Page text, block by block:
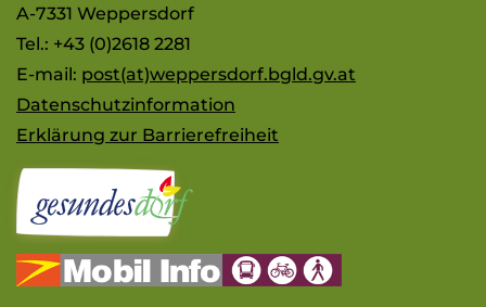
A-7331 Weppersdorf
Tel.: +43 (0)2618 2281
E-mail: post(at)weppersdorf.bgld.gv.at
Datenschutzinformation
Erklärung zur Barrierefreiheit